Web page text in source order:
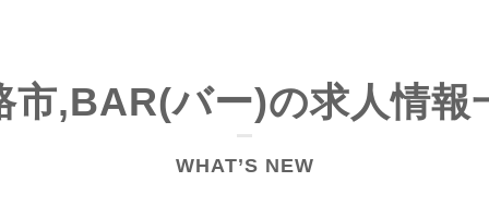
市,BAR(バー)の求人情報
WHAT’S NEW